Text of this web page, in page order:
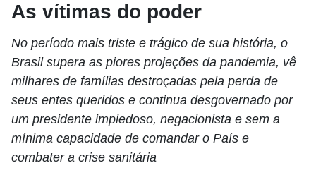
As vítimas do poder
No período mais triste e trágico de sua história, o
Brasil supera as piores projeções da pandemia, vê
milhares de famílias destroçadas pela perda de
seus entes queridos e continua desgovernado por
um presidente impiedoso, negacionista e sem a
mínima capacidade de comandar o País e
combater a crise sanitária